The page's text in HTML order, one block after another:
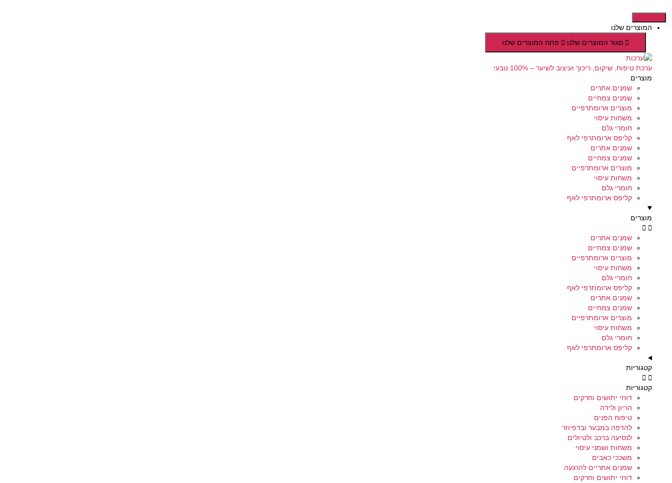
לתוכן
המוצרים שלנו
סגור המוצרים שלנו
פתח המוצרים שלנו
ערכת טיפוח, שיקום, ריכוך ועיצוב לשיער – 100% טבעי
מוצרים
שמנים אתרים
שמנים צמחיים
מוצרים ארומתרפיים
משחות עיסוי
חומרי גלם
קליפס ארומתרפי לאף
שמנים אתרים
שמנים צמחיים
מוצרים ארומתרפיים
משחות עיסוי
חומרי גלם
קליפס ארומתרפי לאף
מוצרים
שמנים אתרים
שמנים צמחיים
מוצרים ארומתרפיים
משחות עיסוי
חומרי גלם
קליפס ארומתרפי לאף
שמנים אתרים
שמנים צמחיים
מוצרים ארומתרפיים
משחות עיסוי
חומרי גלם
קליפס ארומתרפי לאף
קטגוריות
קטגוריות
דוחי יתושים וחרקים
הריון ולידה
טיפוח הפנים
להדפה במבער ובדפיוזר
לנסיעה ברכב ולטיולים
משחות ושמני עיסוי
משככי כאבים
שמנים אתריים להרגעה
דוחי יתושים וחרקים